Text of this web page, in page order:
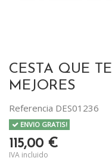
CESTA QUE TE
MEJORES
Referencia DES01236
ENVIO GRATIS!
115,00 €
IVA incluido